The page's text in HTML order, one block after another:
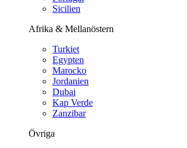
Sicilien
Afrika & Mellanöstern
Turkiet
Egypten
Marocko
Jordanien
Dubai
Kap Verde
Zanzibar
Övriga